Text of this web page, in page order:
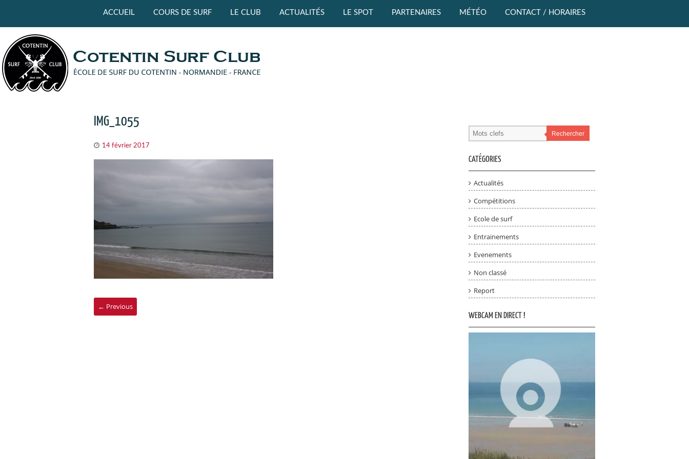
ACCUEIL COURS DE SURF LE CLUB ACTUALITÉS LE SPOT PARTENAIRES MÉTÉO CONTACT / HORAIRES
IMG_1055
14 février 2017
← Previous
Rechercher
CATÉGORIES
Actualités
Compétitions
Ecole de surf
Entrainements
Evenements
Non classé
Report
WEBCAM EN DIRECT !